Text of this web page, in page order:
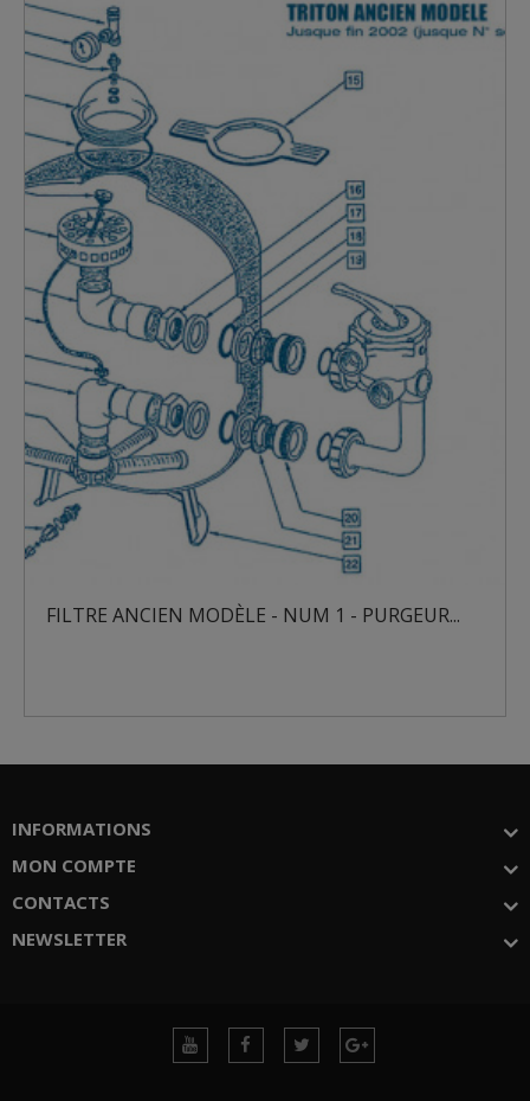
ANCIEN MODÈLE - NUM 1 - PURGEUR...
INFORMATIONS
MON COMPTE
CONTACTS
NEWSLETTER